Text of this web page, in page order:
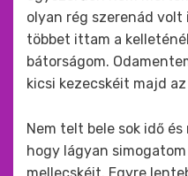
olyan rég szerenád
többet ittam a
bátorságom.
kicsi kezecskéit majd
Nem telt bele sok idő
hogy lágyan